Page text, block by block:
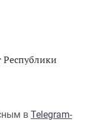
Республики
в Telegram-